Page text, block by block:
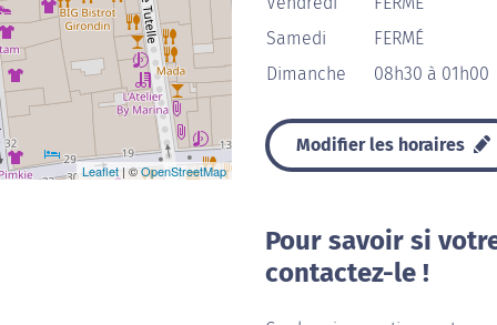
Leaflet | ©OpenStreetMap
Samedi
FERMÉ
Dimanche
08h30 à 01h00
Modifier les horaires
Pour savoir si
contactez-le !